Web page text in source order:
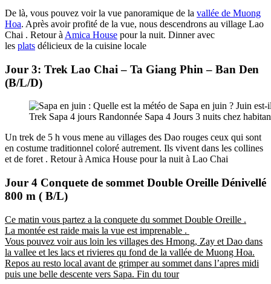
De là, vous pouvez voir la vue panoramique de la vallée de Muong
Hoa. Après avoir profité de la vue, nous descendrons au village Lao
Chai . Retour à Amica House pour la nuit. Dinner avec
les plats délicieux de la cuisine locale
Jour 3: Trek Lao Chai – Ta Giang Phin – Ban Den
(B/L/D)
Trek Sapa 4 jours Randonnée Sapa 4 Jours 3 nuits chez
Un trek de 5 h vous mene au villages des Dao rouges ceux qui sont
en costume traditionnel coloré autrement. Ils vivent dans les collines
et de foret . Retour à Amica House pour la nuit à Lao Chai
Jour 4 Conquete de sommet Double Oreille Dénivellé
800 m ( B/L)
Ce matin vous partez a la conquete du sommet Double Oreille .
La montée est raide mais la vue est imprenable .
Vous pouvez voir aus loin les villages des Hmong, Zay et Dao dans
la vallee et les lacs et rivieres qu fond de la vallée de Muong Hoa.
Repos au resto local avant de grimper au sommet dans l’apres midi
puis une belle descente vers Sapa. Fin du tour